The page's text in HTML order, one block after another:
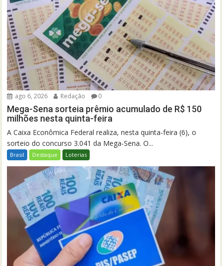
ago 6, 2026 Redação 0
Mega-Sena sorteia prêmio acumulado de R$ 150
milhões nesta quinta-feira
A Caixa Econômica Federal realiza, nesta quinta-feira (6), o
sorteio do concurso 3.041 da Mega-Sena. O...
Brasil Destaque Loterias